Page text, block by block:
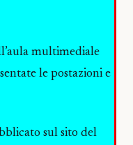
multimediale
le postazioni e
sul sito del